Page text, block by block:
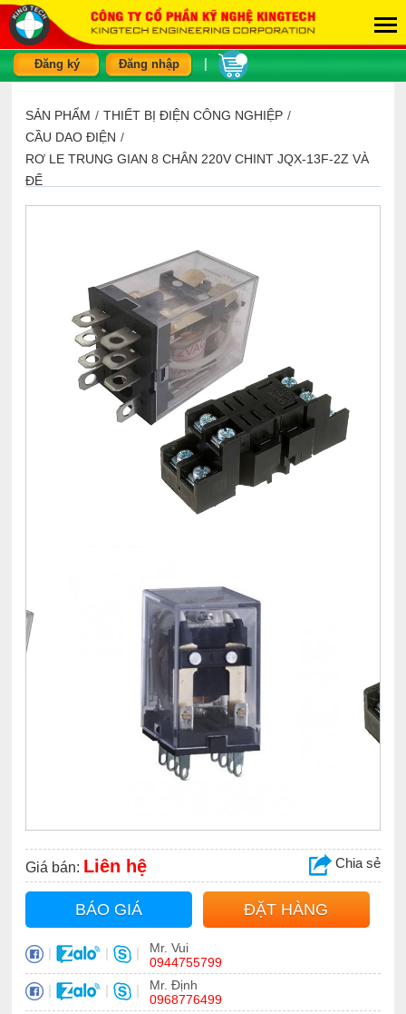
Đăng ký Đăng nhập
SẢN PHẨM / THIẾT BỊ ĐIỆN CÔNG NGHIỆP /
CẦU DAO ĐIỆN /
RƠ LE TRUNG GIAN 8 CHÂN 220V CHINT JQX-13F-2Z VÀ
ĐẾ
Giá bán: Liên hệ Chia sẻ
BÁO GIÁ ĐẶT HÀNG
| | |
Mr. Vui
0944755799
| | |
Mr. Định
0968776499